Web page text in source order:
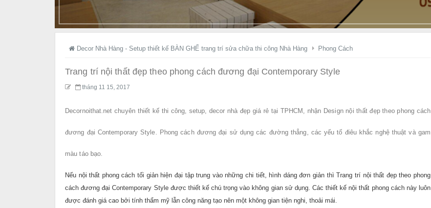
á
n
g
Decor Nhà Hàng - Setup thiết kế BÀN GHẾ trang trí sửa chữa thi công Nhà Hàng Phong Cách
Trang trí nội thất đẹp theo phong cách đương đại Contemporary Style
tháng 11 15, 2017
Decornoithat.net chuyên thiết kế thi công, setup, decor nhà đẹp giá rẻ tại TPHCM, nhận Design nội thất đẹp theo phong cách
đương đại Contemporary Style. Phong cách đương đại sử dụng các đường thẳng, các yếu tố điêu khắc nghệ thuật và gam
màu táo bạo.
Nếu nội thất phong cách tối giản hiện đại tập trung vào những chi tiết, hình dáng đơn giản thì Trang trí nội thất đẹp theo phong
cách đương đại Contemporary Style được thiết kế chú trọng vào không gian sử dụng. Các thiết kế nội thất phong cách này luôn
được đánh giá cao bởi tính thẩm mỹ lẫn công năng tạo nên một không gian tiện nghi, thoải mái.